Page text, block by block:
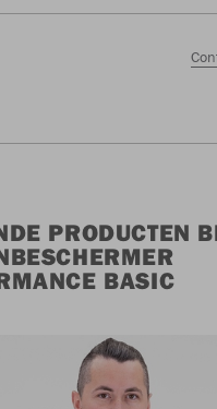
PRODUCTEN
BASIC